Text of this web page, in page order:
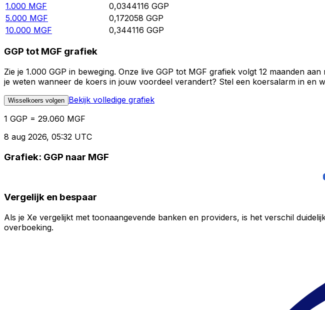
1.000 MGF 0,0344116 GGP
5.000 MGF 0,172058 GGP
10.000 MGF 0,344116 GGP
GGP tot MGF grafiek
Zie je 1.000 GGP in beweging. Onze live GGP tot MGF grafiek volgt 12 maanden
je weten wanneer de koers in jouw voordeel verandert? Stel een koersalarm in en
Wisselkoers volgen Bekijk volledige grafiek
1 GGP = 29.060 MGF
8 aug 2026, 05:32 UTC
Grafiek: GGP naar MGF
Vergelijk en bespaar
Als je Xe vergelijkt met toonaangevende banken en providers, is het verschil
overboeking.